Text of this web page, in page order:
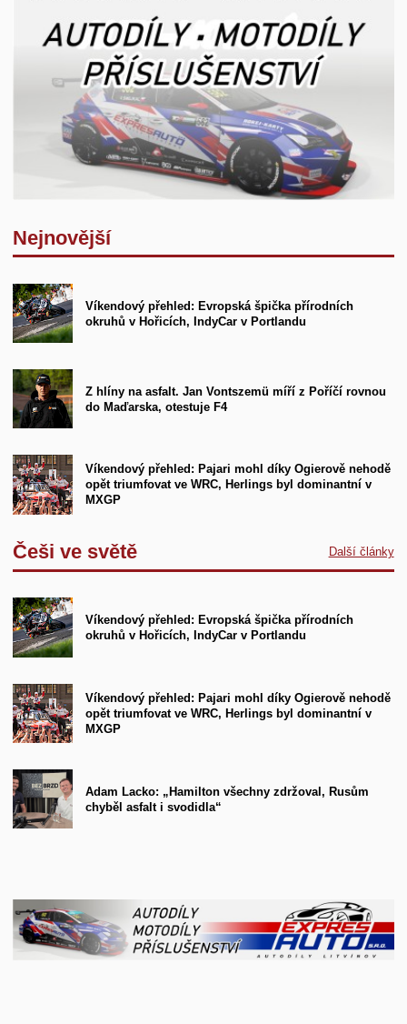
Nejnovější
Víkendový přehled: Evropská špička přírodních
okruhů v Hořicích, IndyCar v Portlandu
Z hlíny na asfalt. Jan Vontszemü míří z Poříčí rovnou
do Maďarska, otestuje F4
Víkendový přehled: Pajari mohl díky Ogierově nehodě
opět triumfovat ve WRC, Herlings byl dominantní v
MXGP
Češi ve světě Další články
Víkendový přehled: Evropská špička přírodních
okruhů v Hořicích, IndyCar v Portlandu
Víkendový přehled: Pajari mohl díky Ogierově nehodě
opět triumfovat ve WRC, Herlings byl dominantní v
MXGP
Adam Lacko: „Hamilton všechny zdržoval, Rusům
chyběl asfalt i svodidla“